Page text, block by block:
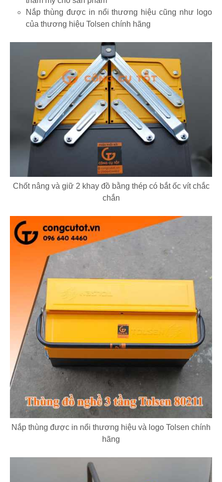
Nắp thùng được in nổi thương hiệu cũng như logo
của thương hiệu Tolsen chính hãng
Chốt nâng và giữ 2 khay đồ bằng thép có bắt ốc vít chắc
chắn
Nắp thùng được in nổi thương hiệu và logo Tolsen chính
hãng